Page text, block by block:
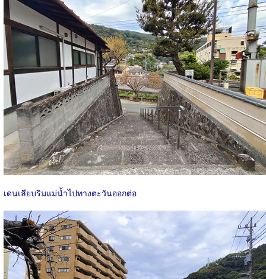
เดนเลียบริมแม่น้ำไปทางตะวันออกต่อ